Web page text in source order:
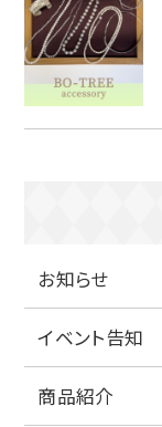
お知らせ
イベント告知
商品紹介